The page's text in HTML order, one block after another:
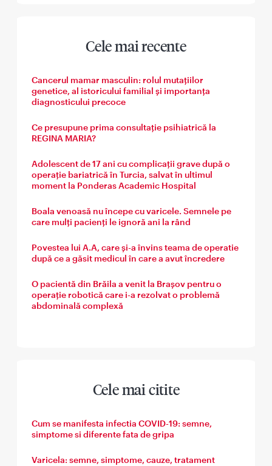
Cele mai recente
Cancerul mamar masculin: rolul mutațiilor
genetice, al istoricului familial și importanța
diagnosticului precoce
Ce presupune prima consultație psihiatrică la
REGINA MARIA?
Adolescent de 17 ani cu complicații grave după o
operație bariatrică în Turcia, salvat în ultimul
moment la Ponderas Academic Hospital
Boala venoasă nu începe cu varicele. Semnele pe
care mulți pacienți le ignoră ani la rând
Povestea lui A.A, care și-a învins teama de operatie
după ce a găsit medicul în care a avut încredere
O pacientă din Brăila a venit la Brașov pentru o
operație robotică care i-a rezolvat o problemă
abdominală complexă
Cele mai citite
Cum se manifesta infectia COVID-19: semne,
simptome si diferente fata de gripa
Varicela: semne, simptome, cauze, tratament